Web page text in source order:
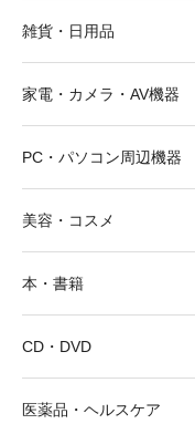
雑貨・日用品
家電・カメラ・AV機器
PC・パソコン周辺機器
美容・コスメ
本・書籍
CD・DVD
医薬品・ヘルスケア